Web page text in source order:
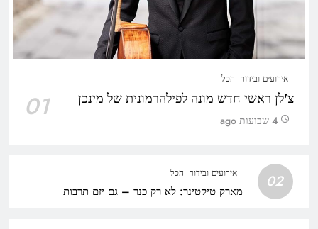
אירועים ובידור הכל
צ'לן ראשי חדש מונה לפילהרמונית של מינכן 01 4 שבועות ago
02 אירועים ובידור הכל
מארק טיקטינר: לא רק כנר – גם יזם תרבות